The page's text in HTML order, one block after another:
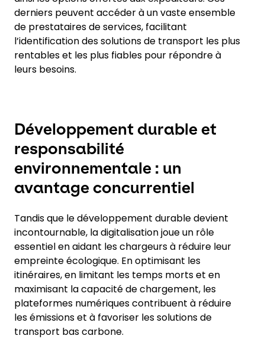
derniers peuvent accéder à un vaste ensemble
de prestataires de services, facilitant
l’identification des solutions de transport les plus
rentables et les plus fiables pour répondre à
leurs besoins.
Développement durable et
responsabilité
environnementale : un
avantage concurrentiel
Tandis que le développement durable devient
incontournable, la digitalisation joue un rôle
essentiel en aidant les chargeurs à réduire leur
empreinte écologique. En optimisant les
itinéraires, en limitant les temps morts et en
maximisant la capacité de chargement, les
plateformes numériques contribuent à réduire
les émissions et à favoriser les solutions de
transport bas carbone.